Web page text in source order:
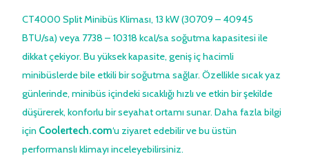
CT4000 Split Minibüs Kliması, 13 kW (30709 – 40945
BTU/sa) veya 7738 – 10318 kcal/sa soğutma kapasitesi ile
dikkat çekiyor. Bu yüksek kapasite, geniş iç hacimli
minibüslerde bile etkili bir soğutma sağlar. Özellikle sıcak yaz
günlerinde, minibüs içindeki sıcaklığı hızlı ve etkin bir şekilde
düşürerek, konforlu bir seyahat ortamı sunar. Daha fazla bilgi
için Coolertech.com‘u ziyaret edebilir ve bu üstün
performanslı klimayı inceleyebilirsiniz.